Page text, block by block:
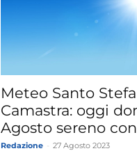
Meteo Santo
Camastra: oggi
Agosto sereno
Redazione 27 Agosto 2023